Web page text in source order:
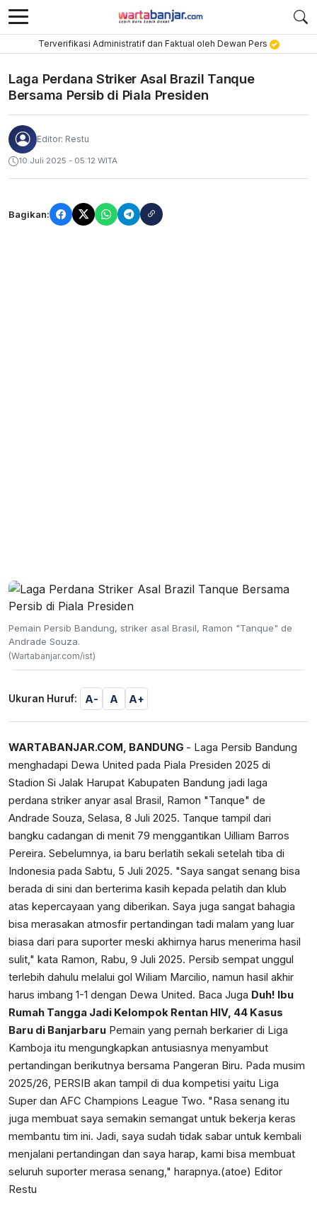
Terverifikasi Administratif dan Faktual oleh Dewan Pers
Laga Perdana Striker Asal Brazil Tanque
Bersama Persib di Piala Presiden
Editor: Restu
10 Juli 2025 - 05:12 WITA
Bagikan:
Pemain Persib Bandung, striker asal Brasil, Ramon "Tanque" de
Andrade Souza.
(Wartabanjar.com/ist)
Ukuran Huruf: A- A A+
WARTABANJAR.COM, BANDUNG - Laga Persib Bandung
menghadapi Dewa United pada Piala Presiden 2025 di
Stadion Si Jalak Harupat Kabupaten Bandung jadi laga
perdana striker anyar asal Brasil, Ramon "Tanque" de
Andrade Souza, Selasa, 8 Juli 2025. Tanque tampil dari
bangku cadangan di menit 79 menggantikan Uilliam Barros
Pereira. Sebelumnya, ia baru berlatih sekali setelah tiba di
Indonesia pada Sabtu, 5 Juli 2025. "Saya sangat senang bisa
berada di sini dan berterima kasih kepada pelatih dan klub
atas kepercayaan yang diberikan. Saya juga sangat bahagia
bisa merasakan atmosfir pertandingan tadi malam yang luar
biasa dari para suporter meski akhirnya harus menerima hasil
sulit," kata Ramon, Rabu, 9 Juli 2025. Persib sempat unggul
terlebih dahulu melalui gol Wiliam Marcilio, namun hasil akhir
harus imbang 1-1 dengan Dewa United. Baca Juga Duh! Ibu
Rumah Tangga Jadi Kelompok Rentan HIV, 44 Kasus
Baru di Banjarbaru Pemain yang pernah berkarier di Liga
Kamboja itu mengungkapkan antusiasnya menyambut
pertandingan berikutnya bersama Pangeran Biru. Pada musim
2025/26, PERSIB akan tampil di dua kompetisi yaitu Liga
Super dan AFC Champions League Two. "Rasa senang itu
juga membuat saya semakin semangat untuk bekerja keras
membantu tim ini. Jadi, saya sudah tidak sabar untuk kembali
menjalani pertandingan dan saya harap, kami bisa membuat
seluruh suporter merasa senang," harapnya.(atoe) Editor
Restu